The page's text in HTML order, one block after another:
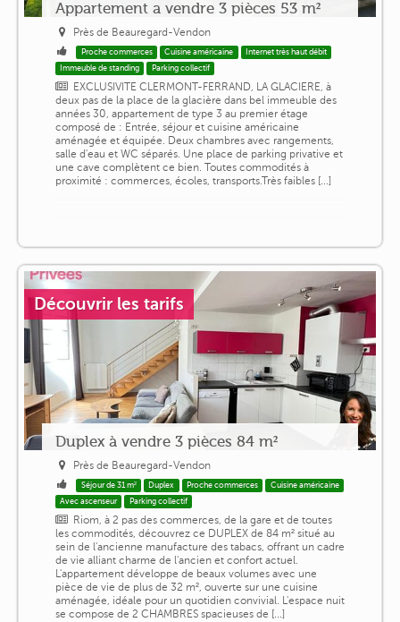
Appartement a vendre 3 pièces 53 m²
Près de Beauregard-Vendon
Proche commerces Cuisine américaine
Internet très haut débit
Immeuble de standing
Parking collectif
EXCLUSIVITE CLERMONT-FERRAND, LA GLACIERE, à
deux pas de la place de la glacière dans bel immeuble des
années 30, appartement de type 3 au premier étage
composé de : Entrée, séjour et cuisine américaine
aménagée et équipée. Deux chambres avec rangements,
salle d'eau et WC séparés. Une place de parking privative et
une cave complètent ce bien. Toutes commodités à
proximité : commerces, écoles, transports.Très faibles [...]
Découvrir les tarifs
Duplex à vendre 3 pièces 84 m²
Près de Beauregard-Vendon
Séjour de 31 m² Duplex Proche commerces
Cuisine américaine
Avec ascenseur
Parking collectif
Riom, à 2 pas des commerces, de la gare et de toutes
les commodités, découvrez ce DUPLEX de 84 m² situé au
sein de l'ancienne manufacture des tabacs, offrant un cadre
de vie alliant charme de l'ancien et confort actuel.
L'appartement développe de beaux volumes avec une
pièce de vie de plus de 32 m², ouverte sur une cuisine
aménagée, idéale pour un quotidien convivial. L'espace nuit
se compose de 2 CHAMBRES spacieuses de [...]